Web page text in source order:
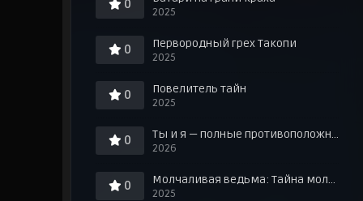
0
2025
0 Первородный грех Такопи
2025
0 Повелитель тайн
2025
0 Ты и я — полные противоположности
2026
0 Молчаливая ведьма: Тайна молчаливой колдуньи
2025